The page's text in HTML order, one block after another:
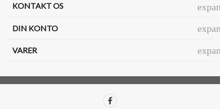
KONTAKT OS
DIN KONTO
VARER